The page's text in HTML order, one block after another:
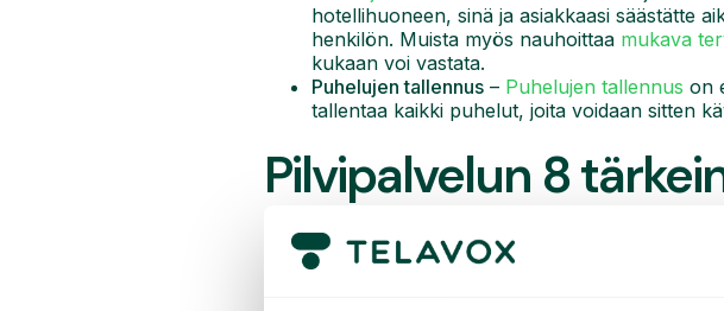
hotellihuoneen, sinä ja asiakkaasi säästätte
henkilön. Muista myös nauhoittaa mukava
kukaan voi vastata.
Puhelujen tallennus – Puhelujen tallennus on
tallentaa kaikki puhelut, joita voidaan sitten
Pilvipalvelun 8
1. helppo skaalata ylös- ja